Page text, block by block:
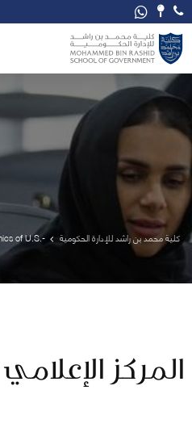
تخطي إلى المحتوى الرئيسي
فتح قائمة الوصول
كلية محمد بن راشد للإدارة الحكومية
of U.S.-
المركز الإعلامي